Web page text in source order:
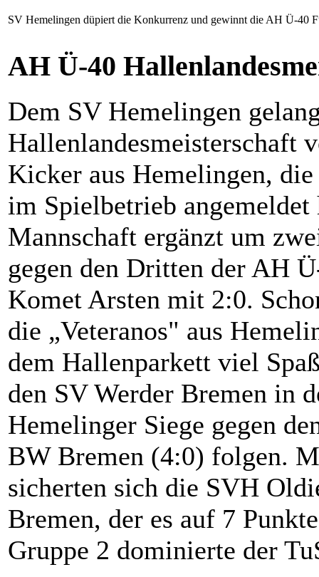
SV Hemelingen düpiert die Konkurrenz und gewinnt die AH Ü-40
AH Ü-40
Dem SV Hemelingen
Hallenlandesmeisterschaft
Kicker aus Hemelingen,
im Spielbetrieb
Mannschaft ergänzt um
gegen den Dritten der AH
Komet Arsten mit 2:0.
die „Veteranos" aus
dem Hallenparkett viel
den SV Werder Bremen in
Hemelinger Siege gegen
BW Bremen (4:0) folgen.
sicherten sich die SVH
Bremen, der es auf 7
Gruppe 2 dominierte der